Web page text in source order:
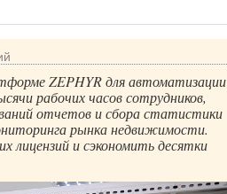
ZEPHYR для автоматизации
рабочих часов сотрудников,
отчетов и сбора статистики
рынка недвижимости.
лицензий и сэкономить десятки